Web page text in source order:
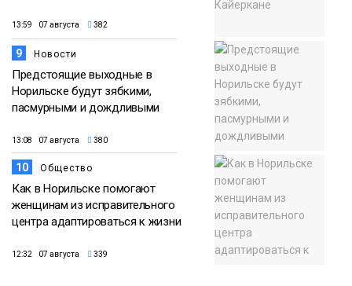
13:59 07 августа 382
9 Новости
Предстоящие выходные в
Норильске будут зябкими,
пасмурными и дождливыми
13:08 07 августа 380
10 Общество
Как в Норильске помогают
женщинам из исправительного
центра адаптироваться к жизни
12:32 07 августа 339